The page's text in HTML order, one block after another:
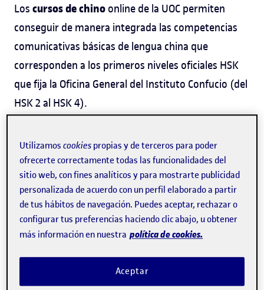
Los cursos de chino online de la UOC permiten
conseguir de manera integrada las competencias
comunicativas básicas de lengua china que
corresponden a los primeros niveles oficiales HSK
que fija la Oficina General del Instituto Confucio (del
HSK 2 al HSK 4).
Pago fraccionado
Ahora, puedes fraccionar en cuotas el
pago de tu curso. ¡Consúltanos las
condiciones!
Becas y descuentos
Utilizamoscookies propias y de terceros para poder
ofrecerte correctamente todas las funcionalidades del
sitio web, con fines analíticos y para mostrarte publicidad
personalizada de acuerdo con un perfil elaborado a partir
de tus hábitos de navegación. Puedes aceptar, rechazar o
configurar tus preferencias haciendo clic abajo, u obtener
más información en nuestra política de cookies.
Aceptar